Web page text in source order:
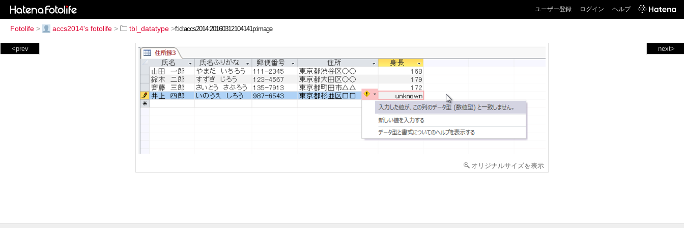
ユーザー登録 ログイン ヘルプ
Fotolife > accs2014's fotolife > tbl_datatype >
next>
<prev
オリジナルサイズを表示